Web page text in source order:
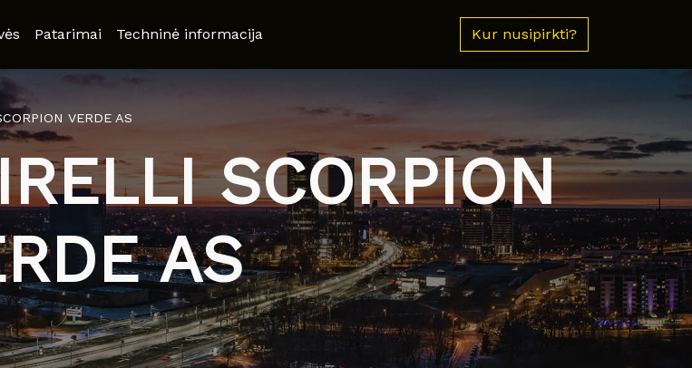
Patarimai Techninė informacija Kur nusipirkti?
VERDE AS
SCORPION
AS